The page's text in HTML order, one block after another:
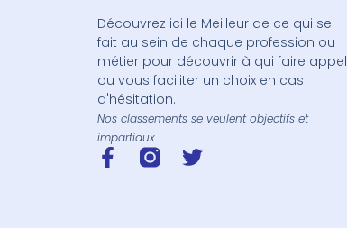
Découvrez ici le Meilleur de ce qui se
fait au sein de chaque profession ou
métier pour découvrir à qui faire appel
ou vous faciliter un choix en cas
d'hésitation.
Nos classements se veulent objectifs et
impartiaux